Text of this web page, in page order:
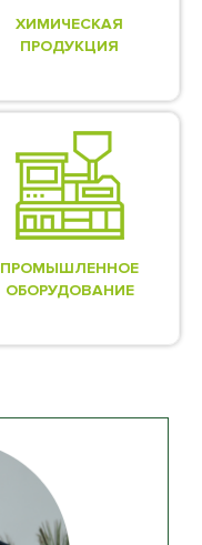
ХИМИЧЕСКАЯ
ПРОДУКЦИЯ
ПРОМЫШЛЕННОЕ
ОБОРУДОВАНИЕ